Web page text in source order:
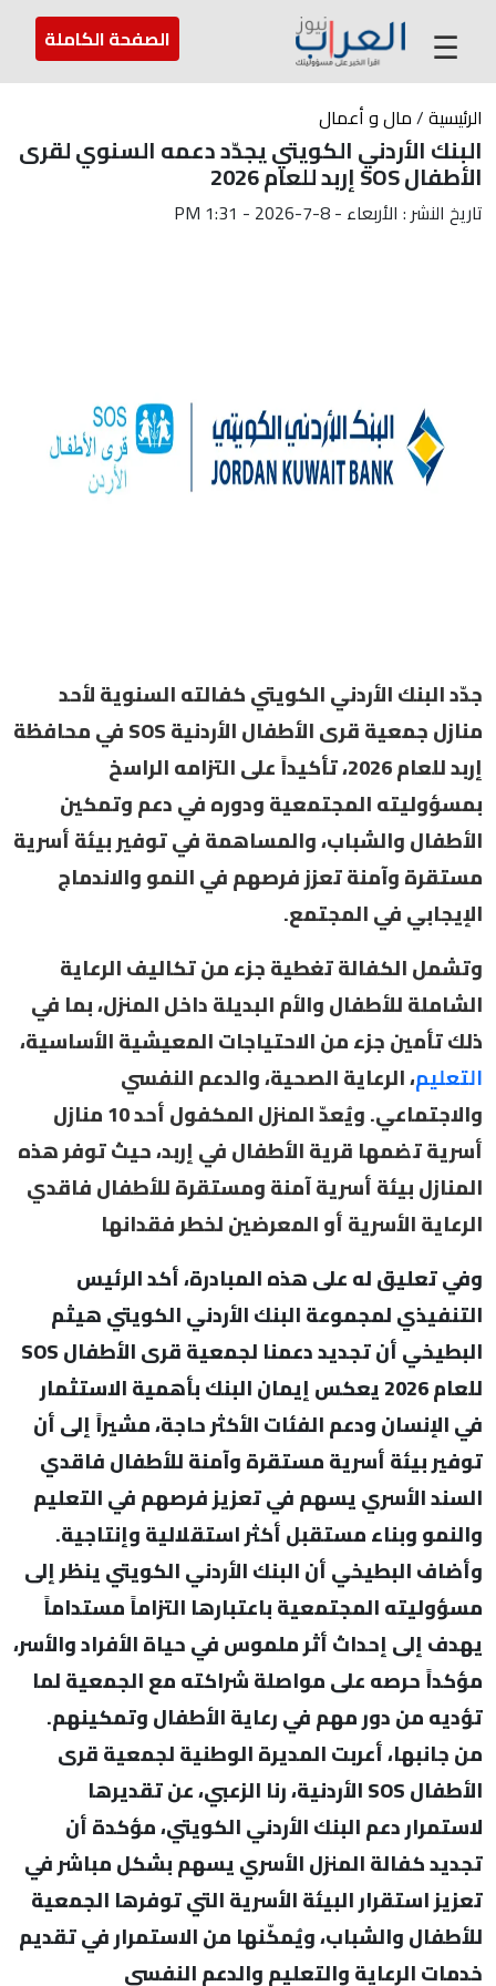
عن العراب ارسل لنا ☰ الصفحة الكاملة
الرئيسية/مال و أعمال
البنك الأردني الكويتي يجدّد دعمه السنوي لقرى
الأطفال SOS إربد للعام 2026
تاريخ النشر : الأربعاء - 8-7-2026 - 1:31 PM
جدّد البنك الأردني الكويتي كفالته السنوية لأحد
منازل جمعية قرى الأطفال الأردنية SOS في محافظة
إربد للعام 2026، تأكيداً على التزامه الراسخ
بمسؤوليته المجتمعية ودوره في دعم وتمكين
الأطفال والشباب، والمساهمة في توفير بيئة أسرية
مستقرة وآمنة تعزز فرصهم في النمو والاندماج
الإيجابي في المجتمع.
وتشمل الكفالة تغطية جزء من تكاليف الرعاية
الشاملة للأطفال والأم البديلة داخل المنزل، بما في
ذلك تأمين جزء من الاحتياجات المعيشية الأساسية،
التعليم، الرعاية الصحية، والدعم النفسي
والاجتماعي. ويُعدّ المنزل المكفول أحد 10 منازل
أسرية تضمها قرية الأطفال في إربد، حيث توفر هذه
المنازل بيئة أسرية آمنة ومستقرة للأطفال فاقدي
الرعاية الأسرية أو المعرضين لخطر فقدانها
وفي تعليق له على هذه المبادرة، أكد الرئيس
التنفيذي لمجموعة البنك الأردني الكويتي هيثم
البطيخي أن تجديد دعمنا لجمعية قرى الأطفال SOS
للعام 2026 يعكس إيمان البنك بأهمية الاستثمار
في الإنسان ودعم الفئات الأكثر حاجة، مشيراً إلى أن
توفير بيئة أسرية مستقرة وآمنة للأطفال فاقدي
السند الأسري يسهم في تعزيز فرصهم في التعليم
والنمو وبناء مستقبل أكثر استقلالية وإنتاجية.
وأضاف البطيخي أن البنك الأردني الكويتي ينظر إلى
مسؤوليته المجتمعية باعتبارها التزاماً مستداماً
يهدف إلى إحداث أثر ملموس في حياة الأفراد والأسر،
مؤكداً حرصه على مواصلة شراكته مع الجمعية لما
تؤديه من دور مهم في رعاية الأطفال وتمكينهم.
من جانبها، أعربت المديرة الوطنية لجمعية قرى
الأطفال SOS الأردنية، رنا الزعبي، عن تقديرها
لاستمرار دعم البنك الأردني الكويتي، مؤكدة أن
تجديد كفالة المنزل الأسري يسهم بشكل مباشر في
تعزيز استقرار البيئة الأسرية التي توفرها الجمعية
للأطفال والشباب، ويُمكّنها من الاستمرار في تقديم
خدمات الرعاية والتعليم والدعم النفسي